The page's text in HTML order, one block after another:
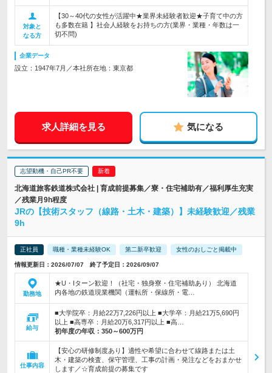
対象と
なる方
【30～40代の女性が活躍中★業界未経験者歓迎★子育て中の方
も多数在籍 】社会人経験をお持ちの方(業界・業種・年数は一
切不問)
企業データ
設立：1947年7月／本社所在地：東京都
求人詳細を見る 気になる
志望動機・自己PR不要
北海道旅客鉄道株式会社 | 育成前提募集／寮・住宅補助有／福利厚生充実
／残業月9h程度
JRの【技術スタッフ（線路・土木・建築）】未経験歓迎／残業
9h
正社員 職種・業種未経験OK 第二新卒歓迎 女性のおしごと掲載中
情報更新日：2026/07/07 終了予定日：2026/09/07
勤務地
★U・Iターン歓迎！（社宅・独身寮・住宅補助あり） 北海道
内各地の鉄道現業機関（運転所・保線所・電…
給与
■大学院卒：月給22万7,226円以上 ■大学卒：月給21万5,690円
以上 ■高専卒：月給20万6,317円以上 ■高…
初年度の年収： 350～600万円
仕事内容
【安心の研修制度あり】適性や希望に合わせて線路または土
木・建築の検査、保守管理、工事の計画・発注などをおまかせ
します／☆育成前提の募集です